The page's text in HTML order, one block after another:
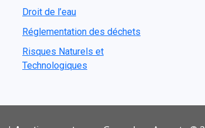
Droit de l’eau
Réglementation des déchets
Risques Naturels et
Technologiques